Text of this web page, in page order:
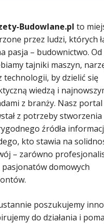
Budowlane.pl to
przez ludzi, których
pasja – budownictwo.
tajniki maszyn,
technologii, by dzielić się
wiedzą i
z branży. Nasz portal
z potrzeby stworzenia
źródła
kto stawia na
– zarówno
pasjonatów domowych
poszukujemy
do działania i